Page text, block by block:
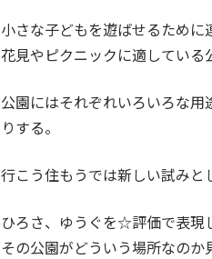
小さな子どもを遊ばせるため
花見やピクニックに適している
公園にはそれぞれいろいろな
りする。
行こう住もうでは新しい試みと
ひろさ、ゆうぐを☆評価で表現
その公園がどういう場所なのか